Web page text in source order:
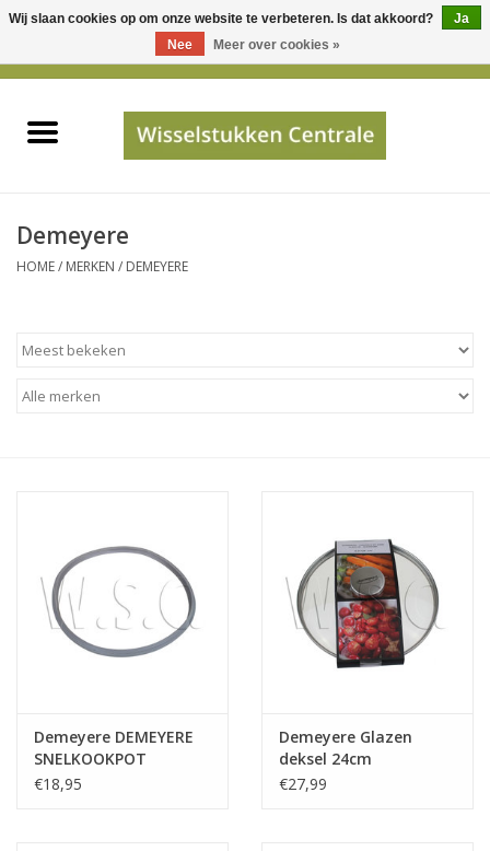
Gebruik
de
pijltjes
op
en
neer
zoekresultaat
werkt,
PRIJSAANVRAAG
SHOP
Demeyere
HOME/ MERKEN / DEMEYERE
Demeyere DEMEYERE
SNELKOOKPOT
DICHTING
€18,95
Demeyere Glazen
deksel 24cm
€27,99
Wij slaan cookies op om onze website te verbeteren. Is dat akkoord?
Ja
Nee
Meer over cookies »